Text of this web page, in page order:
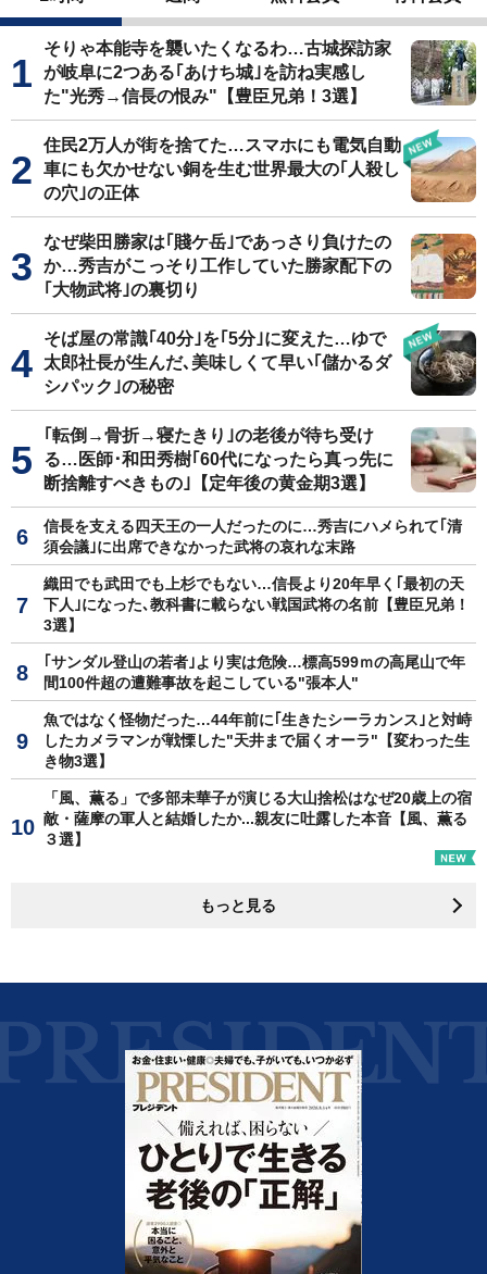
そりゃ本能寺を襲いたくなるわ…古城探訪家
が岐阜に2つある｢あけち城｣を訪ね実感し
た"光秀→信長の恨み"【豊臣兄弟！3選】
住民2万人が街を捨てた…スマホにも電気自動
車にも欠かせない銅を生む世界最大の｢人殺し
の穴｣の正体
なぜ柴田勝家は｢賤ケ岳｣であっさり負けたの
か…秀吉がこっそり工作していた勝家配下の
｢大物武将｣の裏切り
そば屋の常識｢40分｣を｢5分｣に変えた…ゆで
太郎社長が生んだ､美味しくて早い｢儲かるダ
シパック｣の秘密
｢転倒→骨折→寝たきり｣の老後が待ち受け
る…医師･和田秀樹｢60代になったら真っ先に
断捨離すべきもの｣【定年後の黄金期3選】
信長を支える四天王の一人だったのに…秀吉にハメられて｢清
須会議｣に出席できなかった武将の哀れな末路
織田でも武田でも上杉でもない…信長より20年早く｢最初の天
下人｣になった､教科書に載らない戦国武将の名前【豊臣兄弟！
3選】
｢サンダル登山の若者｣より実は危険…標高599ｍの高尾山で年
間100件超の遭難事故を起こしている"張本人"
魚ではなく怪物だった…44年前に｢生きたシーラカンス｣と対峙
したカメラマンが戦慄した"天井まで届くオーラ"【変わった生
き物3選】
「風、薫る」で多部未華子が演じる大山捨松はなぜ20歳上の宿
敵・薩摩の軍人と結婚したか...親友に吐露した本音【風、薫る
３選】
もっと見る